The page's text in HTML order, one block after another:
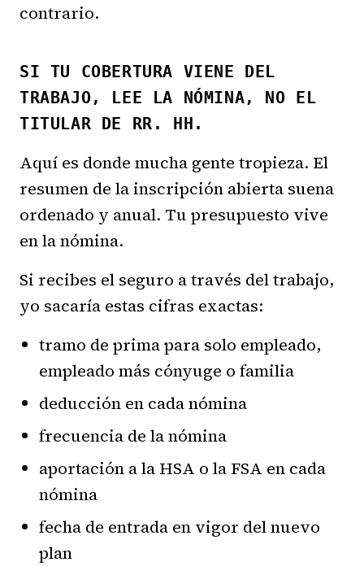
contrario.
SI TU COBERTURA VIENE DEL
TRABAJO, LEE LA NÓMINA, NO EL
TITULAR DE RR. HH.
Aquí es donde mucha gente tropieza. El
resumen de la inscripción abierta suena
ordenado y anual. Tu presupuesto vive
en la nómina.
Si recibes el seguro a través del trabajo,
yo sacaría estas cifras exactas:
tramo de prima para solo empleado,
empleado más cónyuge o familia
deducción en cada nómina
frecuencia de la nómina
aportación a la HSA o la FSA en cada
nómina
fecha de entrada en vigor del nuevo
plan